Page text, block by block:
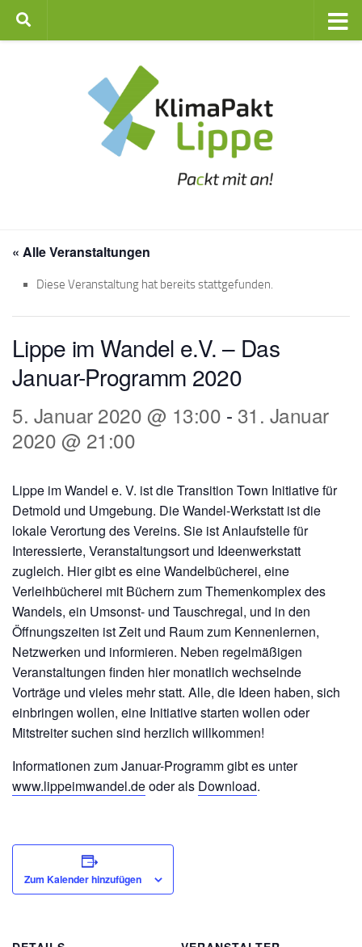
Zum Inhalt springen
« Alle Veranstaltungen
Diese Veranstaltung hat bereits stattgefunden.
Lippe im Wandel e.V. – Das
Januar-Programm 2020
5. Januar 2020 @ 13:00 - 31. Januar
2020 @ 21:00
Lippe im Wandel e. V. ist die Transition Town Initiative für
Detmold und Umgebung. Die Wandel-Werkstatt ist die
lokale Verortung des Vereins. Sie ist Anlaufstelle für
Interessierte, Veranstaltungsort und Ideenwerkstatt
zugleich. Hier gibt es eine Wandelbücherei, eine
Verleihbücherei mit Büchern zum Themenkomplex des
Wandels, ein Umsonst- und Tauschregal, und in den
Öffnungszeiten ist Zeit und Raum zum Kennenlernen,
Netzwerken und informieren. Neben regelmäßigen
Veranstaltungen finden hier monatlich wechselnde
Vorträge und vieles mehr statt. Alle, die Ideen haben, sich
einbringen wollen, eine Initiative starten wollen oder
Mitstreiter suchen sind herzlich willkommen!
Informationen zum Januar-Programm gibt es unter
www.lippeimwandel.deoder als Download.
Zum Kalender hinzufügen